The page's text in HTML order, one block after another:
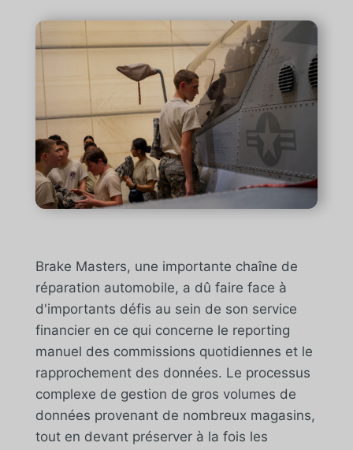
Brake Masters, une importante chaîne de
réparation automobile, a dû faire face à
d'importants défis au sein de son service
financier en ce qui concerne le reporting
manuel des commissions quotidiennes et le
rapprochement des données. Le processus
complexe de gestion de gros volumes de
données provenant de nombreux magasins,
tout en devant préserver à la fois les